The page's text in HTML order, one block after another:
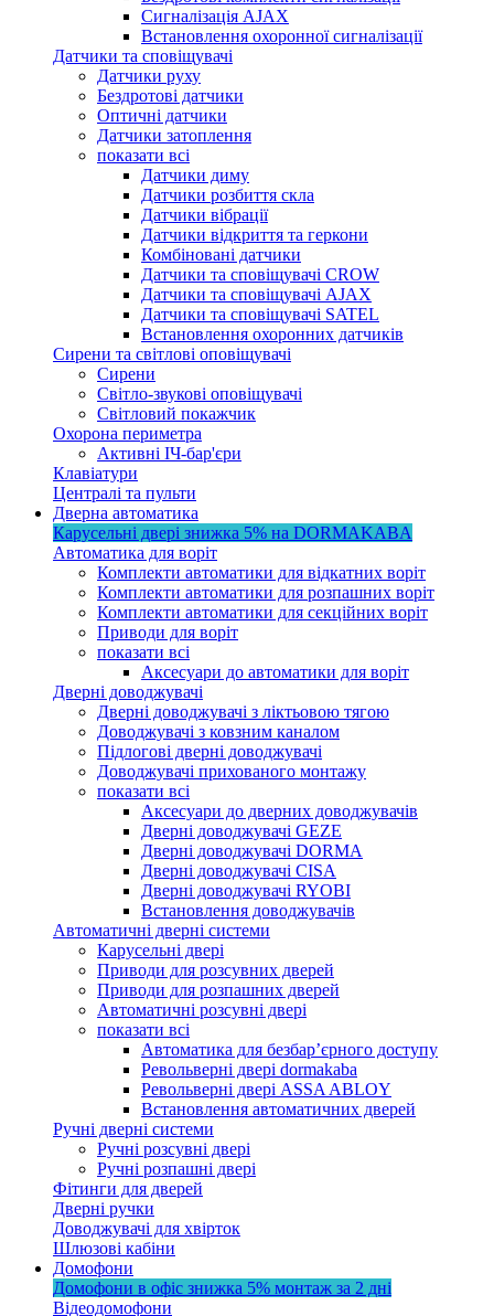
Сигналізація AJAX
Встановлення охоронної сигналізації
Датчики та сповіщувачі
Датчики руху
Бездротові датчики
Оптичні датчики
Датчики затоплення
показати всі
Датчики диму
Датчики розбиття скла
Датчики вібрації
Датчики відкриття та геркони
Комбіновані датчики
Датчики та сповіщувачі CROW
Датчики та сповіщувачі AJAX
Датчики та сповіщувачі SATEL
Встановлення охоронних датчиків
Сирени та світлові оповіщувачі
Сирени
Світло-звукові оповіщувачі
Світловий покажчик
Охорона периметра
Активні ІЧ-бар'єри
Клавіатури
Централі та пульти
Дверна автоматика
Карусельні двері знижка 5% на DORMAKABA
Автоматика для воріт
Комплекти автоматики для відкатних воріт
Комплекти автоматики для розпашних воріт
Комплекти автоматики для секційних воріт
Приводи для воріт
показати всі
Аксесуари до автоматики для воріт
Дверні доводжувачі
Дверні доводжувачі з ліктьовою тягою
Доводжувачі з ковзним каналом
Підлогові дверні доводжувачі
Доводжувачі прихованого монтажу
показати всі
Аксесуари до дверних доводжувачів
Дверні доводжувачі GEZE
Дверні доводжувачі DORMA
Дверні доводжувачі CISA
Дверні доводжувачі RYOBI
Встановлення доводжувачів
Автоматичні дверні системи
Карусельні двері
Приводи для розсувних дверей
Приводи для розпашних дверей
Автоматичні розсувні двері
показати всі
Автоматика для безбар’єрного доступу
Револьверні двері dormakaba
Револьверні двері ASSA ABLOY
Встановлення автоматичних дверей
Ручні дверні системи
Ручні розсувні двері
Ручні розпашні двері
Фітинги для дверей
Дверні ручки
Доводжувачі для хвірток
Шлюзові кабіни
Домофони
Домофони в офіс знижка 5% монтаж за 2 дні
Відеодомофони